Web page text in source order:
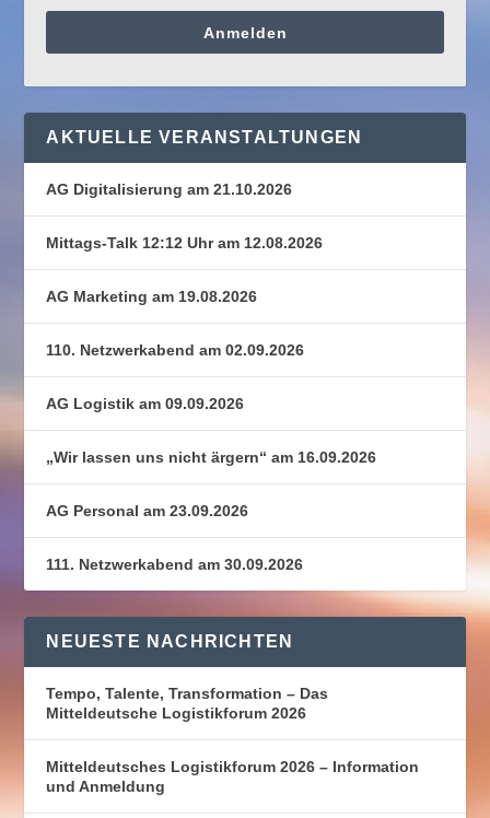
Anmelden
AKTUELLE VERANSTALTUNGEN
AG Digitalisierung am 21.10.2026
Mittags-Talk 12:12 Uhr am 12.08.2026
AG Marketing am 19.08.2026
110. Netzwerkabend am 02.09.2026
AG Logistik am 09.09.2026
„Wir lassen uns nicht ärgern“ am 16.09.2026
AG Personal am 23.09.2026
111. Netzwerkabend am 30.09.2026
NEUESTE NACHRICHTEN
Tempo, Talente, Transformation – Das
Mitteldeutsche Logistikforum 2026
Mitteldeutsches Logistikforum 2026 – Information
und Anmeldung